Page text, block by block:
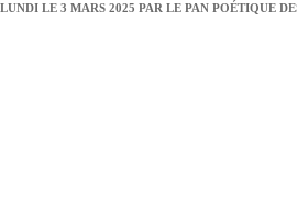
LUNDI LE 3 MARS 2025 PAR LE PAN POÉTIQUE